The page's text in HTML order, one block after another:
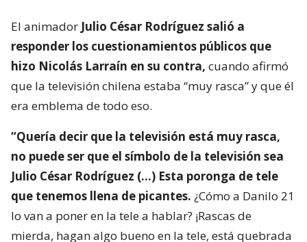
El animador Julio César Rodríguez salió a
responder los cuestionamientos públicos que
hizo Nicolás Larraín en su contra, cuando afirmó
que la televisión chilena estaba “muy rasca” y que él
era emblema de todo eso.
“Quería decir que la televisión está muy rasca,
no puede ser que el símbolo de la televisión sea
Julio César Rodríguez (…) Esta poronga de tele
que tenemos llena de picantes. ¿Cómo a Danilo 21
lo van a poner en la tele a hablar? ¡Rascas de
mierda, hagan algo bueno en la tele, está quebrada